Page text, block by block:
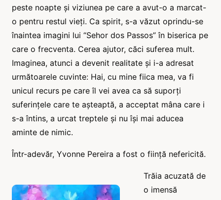
peste noapte și viziunea pe care a avut-o a marcat-
o pentru restul vieți. Ca spirit, s-a văzut oprindu-se
înaintea imagini lui “Sehor dos Passos” în biserica pe
care o frecventa. Cerea ajutor, căci suferea mult.
Imaginea, atunci a devenit realitate și i-a adresat
următoarele cuvinte: Hai, cu mine fiica mea, va fi
unicul recurs pe care îl vei avea ca să suporți
suferințele care te așteaptă, a acceptat mâna care i
s-a întins, a urcat treptele și nu își mai aducea
aminte de nimic.
Într-adevăr, Yvonne Pereira a fost o ființă nefericită.
Trăia acuzată de
o imensă